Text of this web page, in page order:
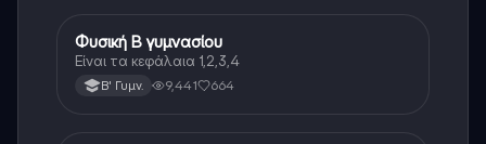
Φυσική
Φυσική Β γυμνασίου
Είναι τα κεφάλαια 1,2,3,4
Β' Γυμν. 9,441 664